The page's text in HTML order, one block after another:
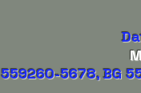
559260-5678, BG